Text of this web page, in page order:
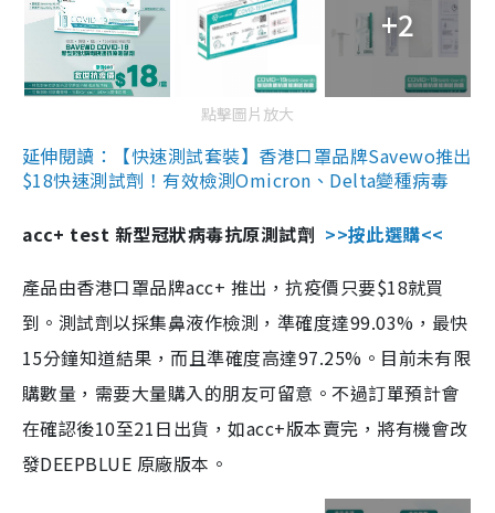
+2
點擊圖片放大
延伸閱讀：【快速測試套裝】香港口罩品牌Savewo推出
$18快速測試劑！有效檢測Omicron、Delta變種病毒
acc+ test 新型冠狀病毒抗原測試劑 >>按此選購<<
產品由香港口罩品牌acc+ 推出，抗疫價只要$18就買
到。測試劑以採集鼻液作檢測，準確度達99.03%，最快
15分鐘知道結果，而且準確度高達97.25%。目前未有限
購數量，需要大量購入的朋友可留意。不過訂單預計會
在確認後10至21日出貨，如acc+版本賣完，將有機會改
發DEEPBLUE 原廠版本。